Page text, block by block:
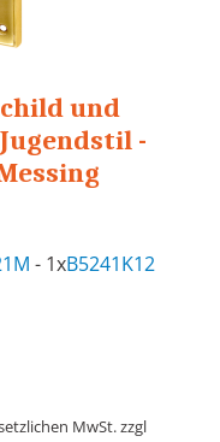
und
-
- 1xB5241K12
MwSt. zzgl